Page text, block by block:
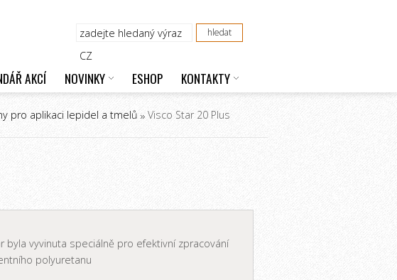
CZ
AKCÍ NOVINKY ESHOP KONTAKTY
pro aplikaci lepidel a tmelů Visco Star 20 Plus
byla vyvinuta speciálně pro efektivní zpracování
polyuretanu